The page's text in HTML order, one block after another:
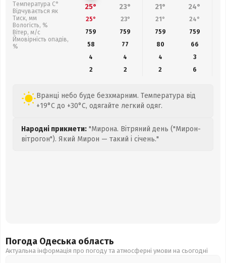
Температура С°
Відчувається як
Тиск, мм
Вологість, %
Вітер, м/с
Ймовірність опадів,
%
25° 23° 21° 24°
25° 23° 21° 24°
759
759 759 759
58
77 80 66
4
4 4
3
2
2 2 6
Вранці небо буде безхмарним. Температура від
+19°C до +30°C, одягайте легкий одяг.
Народні прикмети: "Мирона. Вітряний день ("Мирон-
вітрогон"). Який Мирон — такий і січень."
Погода Одеська область
Актуальна інформація про погоду та атмосферні умови на сьогодні